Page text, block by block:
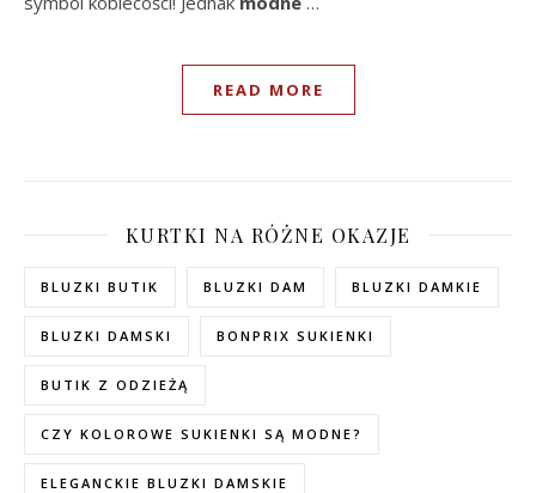
READ MORE
KURTKI NA RÓŻNE OKAZJE
BLUZKI BUTIK BLUZKI DAM BLUZKI DAMKIE
BLUZKI DAMSKI BONPRIX SUKIENKI
BUTIK Z ODZIEŻĄ
CZY KOLOROWE SUKIENKI SĄ MODNE?
ELEGANCKIE BLUZKI DAMSKIE